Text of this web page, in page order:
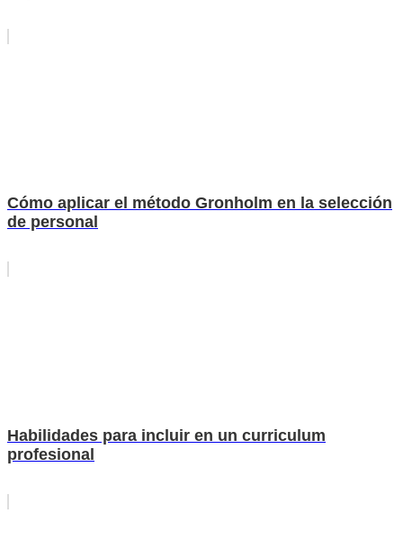
Cómo aplicar el método Gronholm en la selección
de personal
Habilidades para incluir en un curriculum
profesional